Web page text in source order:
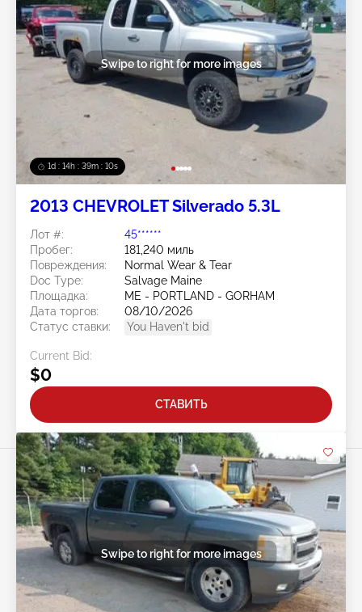
1d : 14h : 39m : 07s
Swipe to right for more images
2013 CHEVROLET Silverado 5.3L
Лот #:
45******
Пробег:
181,240 миль
Повреждения:
Normal Wear & Tear
Doc Type:
Salvage Maine
Площадка:
ME - PORTLAND - GORHAM
Дата торгов:
08/10/2026
Статус ставки:
You Haven't bid
Current Bid:
$0
СТАВИТЬ
Swipe to right for more images